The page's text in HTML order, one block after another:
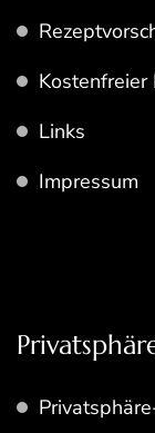
Links
Impressum